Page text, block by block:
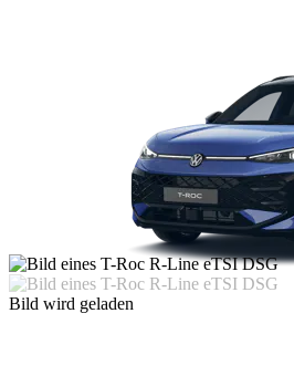
Bild wird geladen